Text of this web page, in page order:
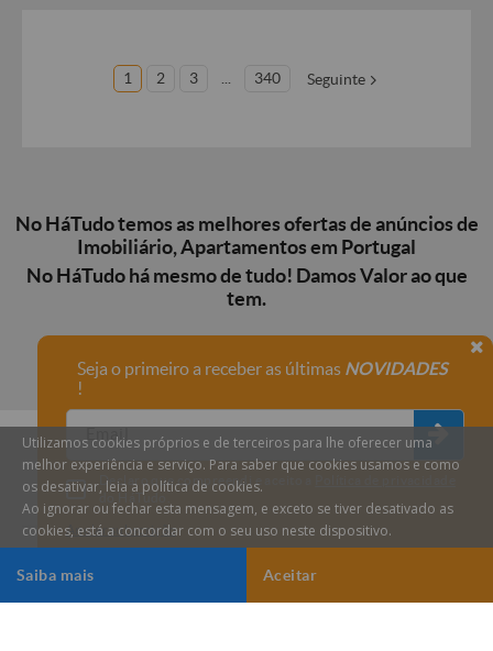
1 2 3 340 Seguinte
No HáTudo temos as melhores ofertas de anúncios de
Imobiliário, Apartamentos em Portugal
No HáTudo há mesmo de tudo! Damos Valor ao que
tem.
Seja o primeiro a receber as últimas NOVIDADES
!
Declaro que compreendi e aceito a
do HáTudo.
Anular subscrição
Utilizamos cookies próprios e de terceiros para lhe oferecer uma
melhor experiência e serviço. Para saber que cookies usamos e como
os desativar, leia a política de cookies.
Ao ignorar ou fechar esta mensagem, e exceto se tiver desativado as
cookies, está a concordar com o seu uso neste dispositivo.
Aceitar
Saiba mais